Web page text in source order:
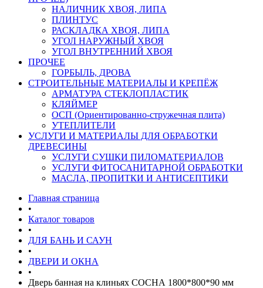
НАЛИЧНИК ХВОЯ, ЛИПА
ПЛИНТУС
РАСКЛАДКА ХВОЯ, ЛИПА
УГОЛ НАРУЖНЫЙ ХВОЯ
УГОЛ ВНУТРЕННИЙ ХВОЯ
ПРОЧЕЕ
ГОРБЫЛЬ, ДРОВА
СТРОИТЕЛЬНЫЕ МАТЕРИАЛЫ И КРЕПЁЖ
АРМАТУРА СТЕКЛОПЛАСТИК
КЛЯЙМЕР
ОСП (Ориентированно-стружечная плита)
УТЕПЛИТЕЛИ
УСЛУГИ И МАТЕРИАЛЫ ДЛЯ ОБРАБОТКИ
ДРЕВЕСИНЫ
УСЛУГИ СУШКИ ПИЛОМАТЕРИАЛОВ
УСЛУГИ ФИТОСАНИТАРНОЙ ОБРАБОТКИ
МАСЛА, ПРОПИТКИ И АНТИСЕПТИКИ
Главная страница
•
Каталог товаров
•
ДЛЯ БАНЬ И САУН
•
ДВЕРИ И ОКНА
•
Дверь банная на клиньях СОСНА 1800*800*90 мм